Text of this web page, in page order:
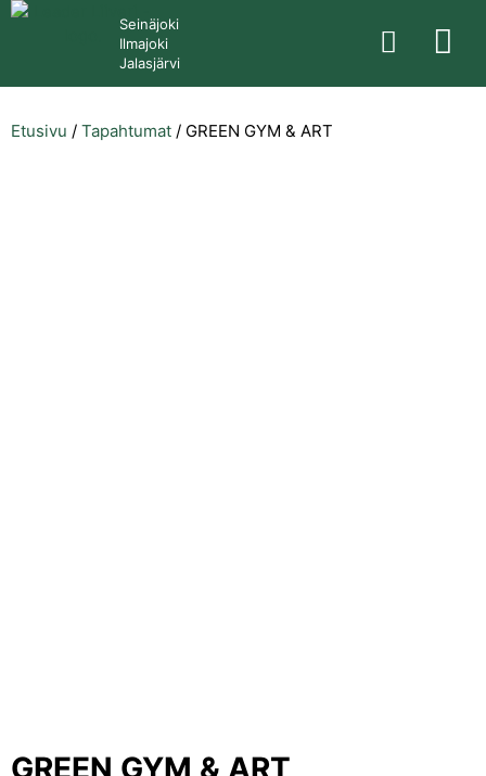
Seinäjoki
Ilmajoki
Jalasjärvi
Etusivu / Tapahtumat / GREEN GYM & ART
GREEN GYM & ART